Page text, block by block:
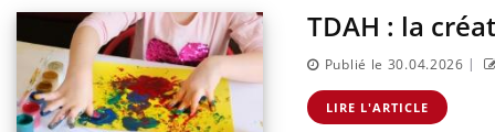
TDAH : la
Publié le 30.04.2026 |
LIRE L'ARTICLE